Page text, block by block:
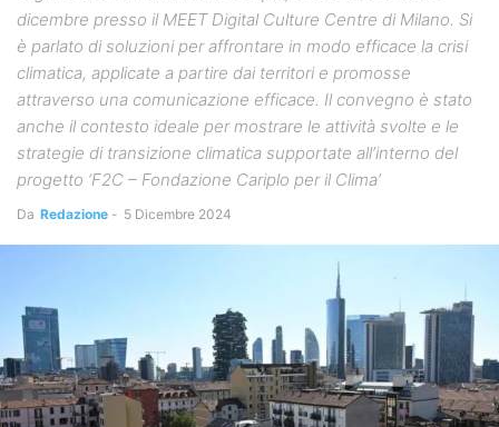
dicembre presso il MEET Digital Culture Centre di Milano. Si
è parlato di soluzioni per affrontare in modo efficace la crisi
climatica, applicate a partire dai territori e promosse
attraverso una comunicazione efficace. Il convegno è stato
anche il contesto ideale per mostrare le attività svolte e le
strategie di transizione climatica supportate all’interno del
progetto ‘F2C – Fondazione Cariplo per il Clima’
Da Redazione - 5 Dicembre 2024